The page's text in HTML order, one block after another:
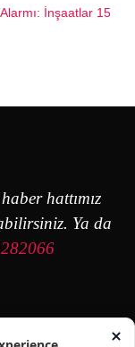
İnşaatlar 15
hattımız
Ya da
wa.me/